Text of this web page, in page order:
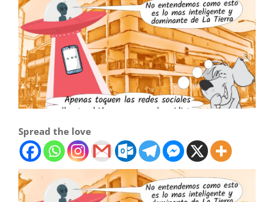
Spread the love